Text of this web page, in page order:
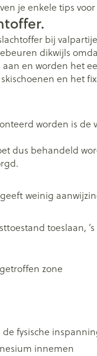
je enkele tips
bij
dikwijls
en worden het
en het
worden is
dus behandeld
weinig
toeslaan,
zone
fysische
innemen